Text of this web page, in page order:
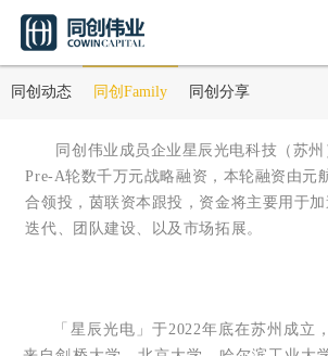
同创动态 同创Family 同创分享
【同创Family】「星辰光电」完成数
发布时间：2025-05-27
“ 同创伟业成员企业星辰光电科技（苏州
Pre-A轮数千万元战略融资，本轮融资由元
合领投，茵联资本跟投，资金将主要用于
迭代、团队建设、以及市场拓展。
「星辰光电」于2022年底在苏州成立